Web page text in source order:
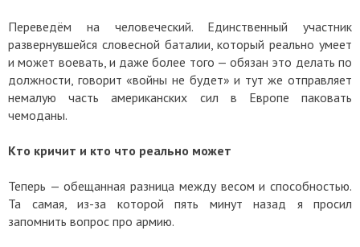
Переведём на человеческий. Единственный участник
развернувшейся словесной баталии, который реально умеет
и может воевать, и даже более того — обязан это делать по
должности, говорит «войны не будет» и тут же отправляет
немалую часть американских сил в Европе паковать
чемоданы.
Кто кричит и кто что реально может
Теперь — обещанная разница между весом и способностью.
Та самая, из-за которой пять минут назад я просил
запомнить вопрос про армию.